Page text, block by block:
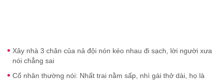
Xây nhà 3 chân của nả đội nón kéo nhau đi sạch, lời người xưa
nói chẳng sai
Cổ nhân thường nói: Nhất trai nằm sấp, nhì gái thở dài, họ là